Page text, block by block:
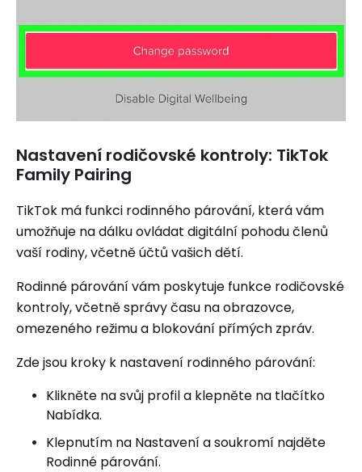
Nastavení rodičovské kontroly: TikTok
Family Pairing
TikTok má funkci rodinného párování, která vám
umožňuje na dálku ovládat digitální pohodu členů
vaší rodiny, včetně účtů vašich dětí.
Rodinné párování vám poskytuje funkce rodičovské
kontroly, včetně správy času na obrazovce,
omezeného režimu a blokování přímých zpráv.
Zde jsou kroky k nastavení rodinného párování:
Klikněte na svůj profil a klepněte na tlačítko
Nabídka.
Klepnutím na Nastavení a soukromí najděte
Rodinné párování.